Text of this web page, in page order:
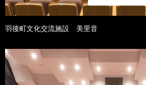
羽後町文化交流施設 美里音